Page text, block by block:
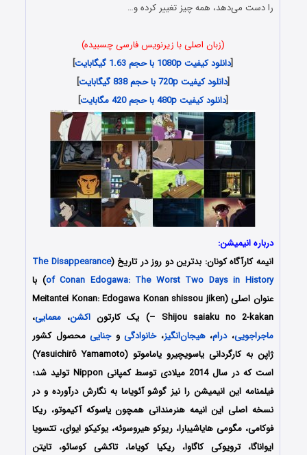
را دست می‌دهد، همه چیز تغییر کرده و…
(زبان اصلی با زیرنویس فارسی چسبیده)
[دانلود کیفیت 1080p با حجم 1.63 گیگابایت
]
[دانلود کیفیت 720p با حجم 838 گیگابایت
]
[دانلود کیفیت 480p با حجم 420 مگابایت ]
درباره انیمیشن:
انیمهکارآگاه کونان: بدترین دو روز در تاریخ (
The Disappearance
of Conan Edogawa: The Worst Two Days in History) با
عنوان اصلی (Meitantei Konan: Edogawa Konan shissou jiken
– Shijou saiaku no 2-kakan) یک کارتون
اکشن، معمایی،
ماجراجویی،درام،هیجان‌انگیز،خانوادگیوجناییمحصول کشور
ژاپن به کارگردانی یاسویچیرو یاماموتو (Yasuichirô Yamamoto)
است که در سال 2014 میلادی توسط کمپانی Nippon تولید شد؛
فیلمنامه این انیمیشن را نیز گوشو آئویاما به نگارش درآورده و در
نسخه اصلی این انیمه هنرمندانی همچون یاسوکه آکیموتو، ریکا
فوکامی، مگومی هایاشیبارا، ریوکو هیروسوئه، یوکیکو ایوای، تتسویا
ایواناگا، ترویوکی کاگاوا، ریکیا کویاما، تاکشی کوسائو، تایتن